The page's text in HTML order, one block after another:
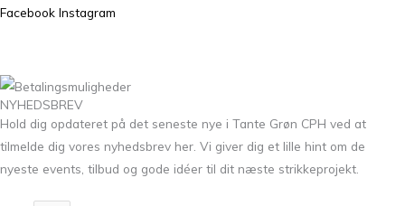
Facebook Instagram
NYHEDSBREV
Hold dig opdateret på det seneste nye i Tante Grøn CPH ved at
tilmelde dig vores nyhedsbrev her. Vi giver dig et lille hint om de
nyeste events, tilbud og gode idéer til dit næste strikkeprojekt.